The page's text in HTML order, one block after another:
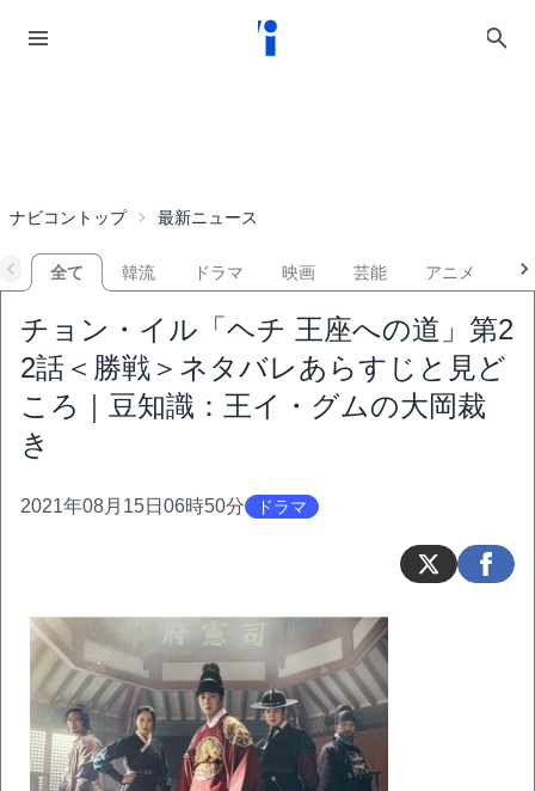
ナビコントップ 最新ニュース
全て 韓流 ドラマ 映画 芸能 アニメ
チョン・イル「ヘチ 王座への道」第2
2話＜勝戦＞ネタバレあらすじと見ど
ころ｜豆知識：王イ・グムの大岡裁
き
2021年08月15日06時50分 ドラマ